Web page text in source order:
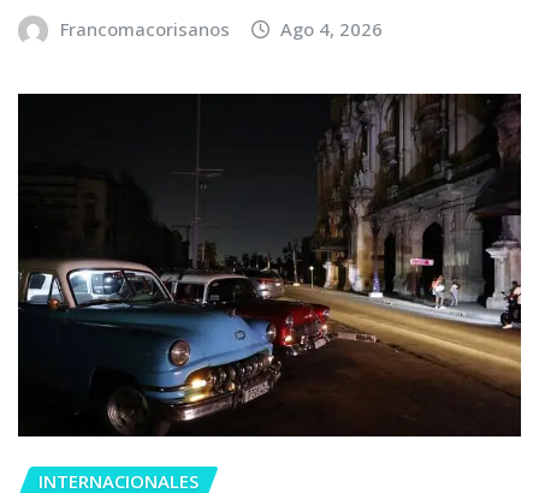
Francomacorisanos Ago 4, 2026
INTERNACIONALES